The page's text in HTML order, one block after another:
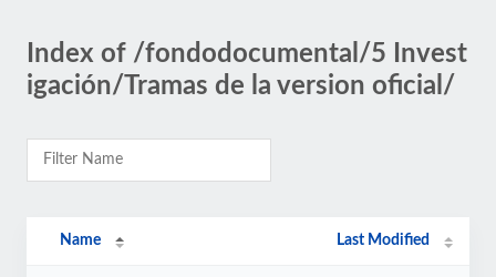
Index of /fondodocumental/5 Invest
igación/Tramas de la version oficial/
Name Last Modified